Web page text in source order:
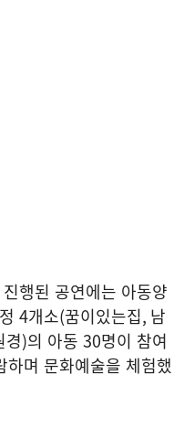
행된 공연에는 아동양
4개소(꿈이있는집, 남
경)의 아동 30명이 참여
며 문화예술을 체험했